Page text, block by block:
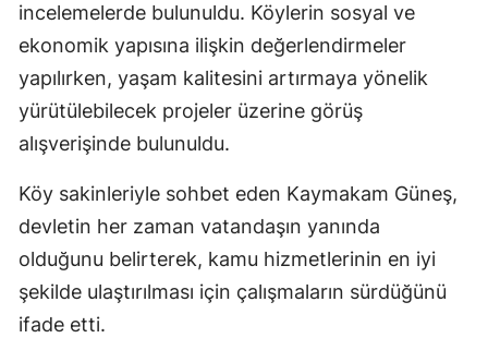
incelemelerde bulunuldu. Köylerin sosyal ve
ekonomik yapısına ilişkin değerlendirmeler
yapılırken, yaşam kalitesini artırmaya yönelik
yürütülebilecek projeler üzerine görüş
alışverişinde bulunuldu.
Köy sakinleriyle sohbet eden Kaymakam Güneş,
devletin her zaman vatandaşın yanında
olduğunu belirterek, kamu hizmetlerinin en iyi
şekilde ulaştırılması için çalışmaların sürdüğünü
ifade etti.